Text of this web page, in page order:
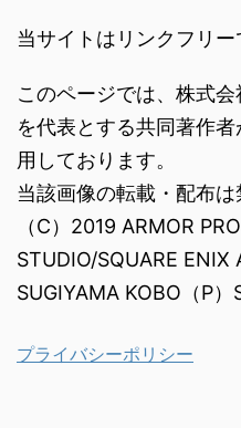
当サイトはリンクフリー
このページでは、株式
を代表とする共同著作
用しております。
当該画像の転載・配布は
（C）2019 ARMOR
STUDIO/SQUARE ENIX
SUGIYAMA KOBO（P）
プライバシーポリシー